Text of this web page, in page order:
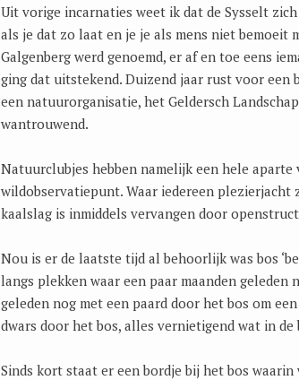
Uit vorige incarnaties weet ik dat de Sysselt
als je dat zo laat en je je als mens niet bemoeit
Galgenberg werd genoemd, er af en toe eens
ging dat uitstekend. Duizend jaar rust voor een
een natuurorganisatie, het Geldersch
wantrouwend.
Natuurclubjes hebben namelijk een hele
wildobservatiepunt. Waar iedereen
kaalslag is inmiddels vervangen door
Nou is er de laatste tijd al behoorlijk was bos
langs plekken waar een paar maanden geleden
geleden nog met een paard door het bos om
dwars door het bos, alles vernietigend wat in
Sinds kort staat er een bordje bij het bos